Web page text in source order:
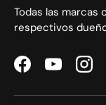
Todas las marcas
respectivos
FacebookYouTube